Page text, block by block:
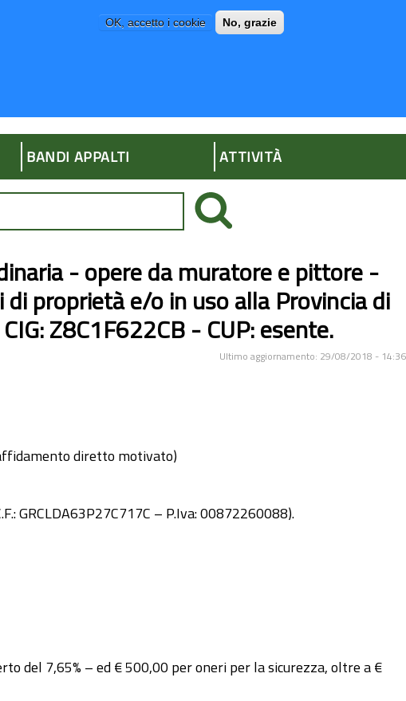
OK, accetto i cookie No, grazie
BANDI APPALTI ATTIVITÀ
- opere da muratore e pittore -
proprietà e/o in uso alla Provincia di
Z8C1F622CB - CUP: esente.
Ultimo aggiornamento: 29/08/2018 - 14:36
diretto motivato)
GRCLDA63P27C717C – P.Iva: 00872260088).
del 7,65% – ed € 500,00 per oneri per la sicurezza, oltre a €